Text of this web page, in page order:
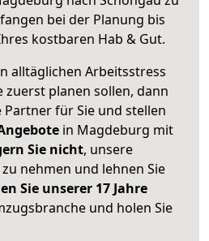
bei der Planung bis
kostbaren Hab & Gut.
alltäglichen Arbeitsstress
zuerst planen sollen, dann
für Sie und stellen
in Magdeburg mit
Sie nicht, unsere
nehmen und lehnen Sie
Sie unserer 17 Jahre
und holen Sie